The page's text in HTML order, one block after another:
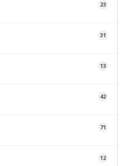
23
31
13
42
71
12